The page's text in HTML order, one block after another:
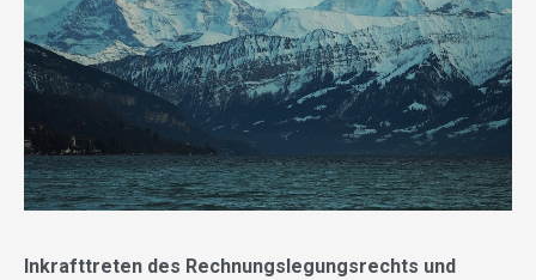
Inkrafttreten des Rechnungslegungsrechts und